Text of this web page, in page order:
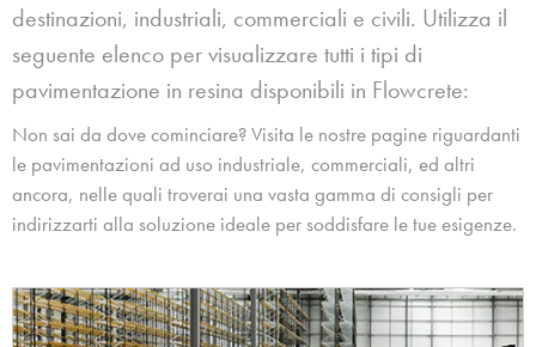
destinazioni, industriali, commerciali e civili. Utilizza il
seguente elenco per visualizzare tutti i tipi di
pavimentazione in resina disponibili in Flowcrete:
Non sai da dove cominciare? Visita le nostre pagine riguardanti
le pavimentazioni ad uso industriale, commerciali, ed altri
ancora, nelle quali troverai una vasta gamma di consigli per
indirizzarti alla soluzione ideale per soddisfare le tue esigenze.